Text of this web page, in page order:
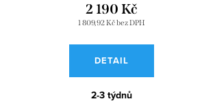
1 809,92 Kč bez DPH
2 190 Kč
DETAIL
2-3 týdnů